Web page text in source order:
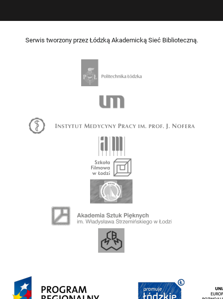
Serwis tworzony przez Łódzką Akademicką Sieć Biblioteczną.